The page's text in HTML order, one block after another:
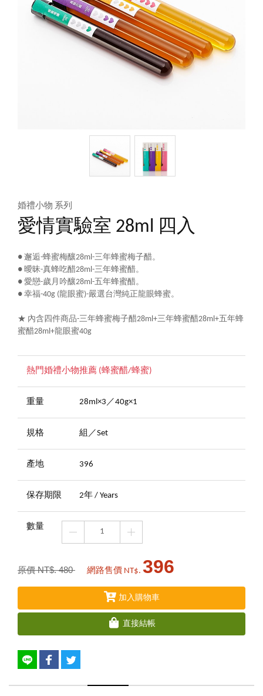
婚禮小物 系列
愛情實驗室 28ml 四入
● 邂逅-蜂蜜梅釀28ml-三年蜂蜜梅子醋。
● 曖昧-真蜂吃醋28ml-三年蜂蜜醋。
● 愛戀-歲月吟釀28ml-五年蜂蜜醋。
● 幸福-40g (龍眼蜜)-嚴選台灣純正龍眼蜂蜜。
★ 內含四件商品-三年蜂蜜梅子醋28ml+三年蜂蜜醋28ml+五年蜂
蜜醋28ml+龍眼蜜40g
熱門婚禮小物推薦 (蜂蜜醋/蜂蜜)
重量 28ml×3／40g×1
規格 組／Set
產地 396
保存期限 2年 / Years
數量
原價 NT$. 480 網路售價 NT$. 396
加入購物車
直接結帳